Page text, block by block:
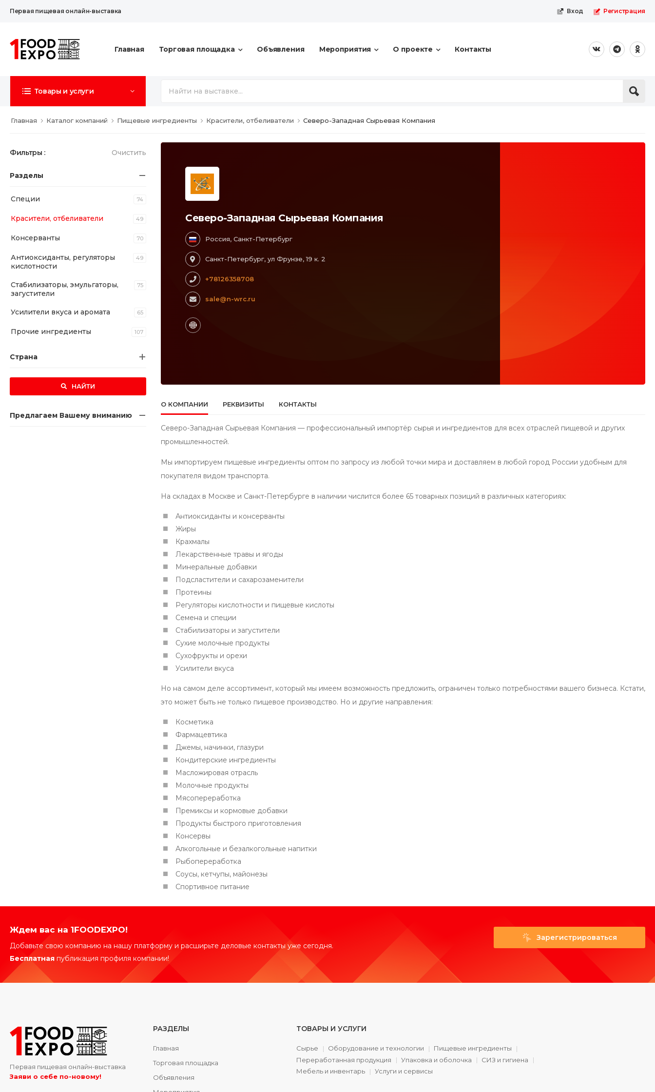
Первая пищевая онлайн-выставка Вход Регистрация
Главная Торговая площадка Объявления Мероприятия О проекте Контакты
Товары и услуги
Главная Каталог компаний Пищевые ингредиенты Красители, отбеливатели Северо-Западная Сырьевая Компания
Фильтры : Очистить
Разделы
Специи 74
Красители, отбеливатели 49
Консерванты 70
Антиоксиданты, регуляторы
кислотности
49
Стабилизаторы, эмульгаторы,
загустители
75
Усилители вкуса и аромата 65
Прочие ингредиенты 107
Страна
НАЙТИ
Предлагаем Вашему вниманию
Северо-Западная Сырьевая Компания
Россия, Санкт-Петербург
Санкт-Петербург, ул Фрунзе, 19 к. 2
+78126358708
sale@n-wrc.ru
О КОМПАНИИ РЕКВИЗИТЫ КОНТАКТЫ
Северо-Западная Сырьевая Компания — профессиональный импортёр сырья и ингредиентов для всех отраслей пищевой и других
промышленностей.
Мы импортируем пищевые ингредиенты оптом по запросу из любой точки мира и доставляем в любой город России удобным для
покупателя видом транспорта.
На складах в Москве и Санкт-Петербурге в наличии числится более 65 товарных позиций в различных категориях:
Антиоксиданты и консерванты
Жиры
Крахмалы
Лекарственные травы и ягоды
Минеральные добавки
Подсластители и сахарозаменители
Протеины
Регуляторы кислотности и пищевые кислоты
Семена и специи
Стабилизаторы и загустители
Сухие молочные продукты
Сухофрукты и орехи
Усилители вкуса
Но на самом деле ассортимент, который мы имеем возможность предложить, ограничен только потребностями вашего бизнеса. Кстати,
это может быть не только пищевое производство. Но и другие направления:
Косметика
Фармацевтика
Джемы, начинки, глазури
Кондитерские ингредиенты
Масложировая отрасль
Молочные продукты
Мясопереработка
Премиксы и кормовые добавки
Продукты быстрого приготовления
Консервы
Алкогольные и безалкогольные напитки
Рыбопереработка
Соусы, кетчупы, майонезы
Спортивное питание
Ждем вас на 1FOODEXPO!
Добавьте свою компанию на нашу платформу и расширьте деловые контакты уже сегодня.
Бесплатная публикация профиля компании!
Зарегистрироваться
Первая пищевая онлайн-выставка
Заяви о себе по-новому!
РАЗДЕЛЫ
Главная
Торговая площадка
Объявления
ТОВАРЫ И УСЛУГИ
Сырье Оборудование и технологии
Пищевые ингредиенты
Переработанная продукция
Упаковка и оболочка
СИЗ и гигиена
Мебель и инвентарь
Услуги и сервисы